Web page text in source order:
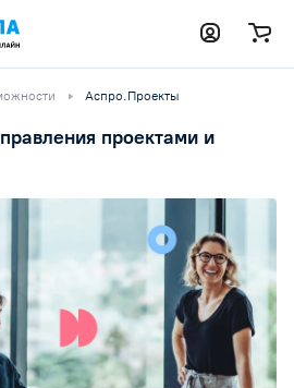
Аспро.Проекты
проектами и